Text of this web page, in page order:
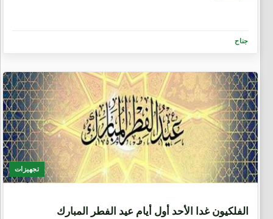
جناح
تجهيزات
الفلكيون غدا الأحد أول أيام عيد الفطر المبارك